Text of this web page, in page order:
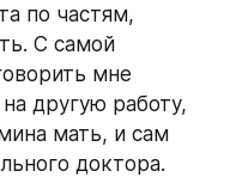
по частям,
С самой
мне
другую работу,
мать, и сам
доктора.